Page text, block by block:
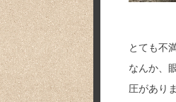
とても不
なんか、
圧があり